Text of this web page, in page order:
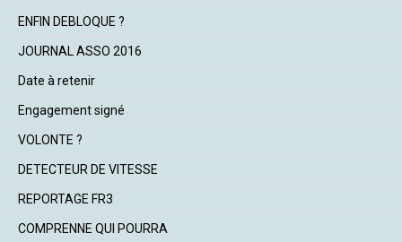
ENFIN DEBLOQUE ?
JOURNAL ASSO 2016
Date à retenir
Engagement signé
VOLONTE ?
DETECTEUR DE VITESSE
REPORTAGE FR3
COMPRENNE QUI POURRA